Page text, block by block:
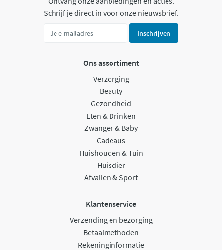
Schrijf je direct in voor onze nieuwsbrief.
Inschrijven
Ons assortiment
Verzorging
Beauty
Gezondheid
Eten & Drinken
Zwanger & Baby
Cadeaus
Huishouden & Tuin
Huisdier
Afvallen & Sport
Klantenservice
Verzending en bezorging
Betaalmethoden
Rekeninginformatie